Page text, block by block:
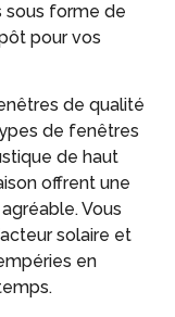
sous forme de
pour vos
de qualité
de fenêtres
de haut
offrent une
Vous
solaire et
en